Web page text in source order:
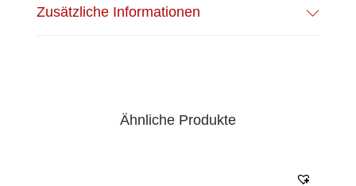
Zusätzliche Informationen
Ähnliche Produkte